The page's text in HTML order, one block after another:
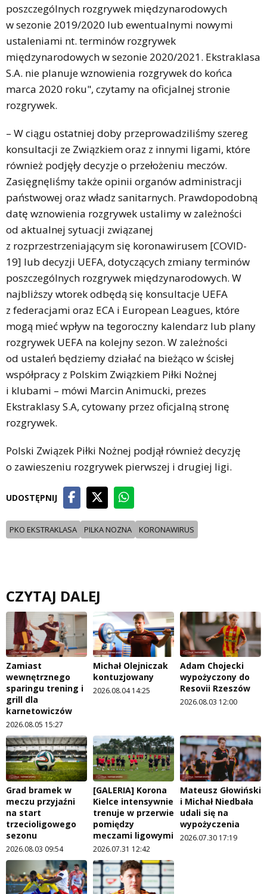
poszczególnych rozgrywek międzynarodowych
w sezonie 2019/2020 lub ewentualnymi nowymi
ustaleniami nt. terminów rozgrywek
międzynarodowych w sezonie 2020/2021. Ekstraklasa
S.A. nie planuje wznowienia rozgrywek do końca
marca 2020 roku", czytamy na oficjalnej stronie
rozgrywek.
– W ciągu ostatniej doby przeprowadziliśmy szereg
konsultacji ze Związkiem oraz z innymi ligami, które
również podjęły decyzje o przełożeniu meczów.
Zasięgnęliśmy także opinii organów administracji
państwowej oraz władz sanitarnych. Prawdopodobną
datę wznowienia rozgrywek ustalimy w zależności
od aktualnej sytuacji związanej
z rozprzestrzeniającym się koronawirusem [COVID-
19] lub decyzji UEFA, dotyczących zmiany terminów
poszczególnych rozgrywek międzynarodowych. W
najbliższy wtorek odbędą się konsultacje UEFA
z federacjami oraz ECA i European Leagues, które
mogą mieć wpływ na tegoroczny kalendarz lub plany
rozgrywek UEFA na kolejny sezon. W zależności
od ustaleń będziemy działać na bieżąco w ścisłej
współpracy z Polskim Związkiem Piłki Nożnej
i klubami – mówi Marcin Animucki, prezes
Ekstraklasy S.A, cytowany przez oficjalną stronę
rozgrywek.
Polski Związek Piłki Nożnej podjął również decyzję
o zawieszeniu rozgrywek pierwszej i drugiej ligi.
UDOSTĘPNIJ
PKO EKSTRAKLASA PILKA NOZNA KORONAWIRUS
CZYTAJ DALEJ
Zamiast
wewnętrznego
sparingu trening i
grill dla
karnetowiczów
2026.08.05 15:27
Michał Olejniczak
kontuzjowany
2026.08.04 14:25
Adam Chojecki
wypożyczony do
Resovii Rzeszów
2026.08.03 12:00
Grad bramek w
meczu przyjaźni
na start
trzecioligowego
sezonu
2026.08.03 09:54
[GALERIA] Korona
Kielce intensywnie
trenuje w przerwie
pomiędzy
meczami ligowymi
2026.07.31 12:42
Mateusz Głowiński
i Michał Niedbała
udali się na
wypożyczenia
2026.07.30 17:19